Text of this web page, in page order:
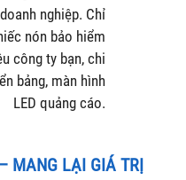
nghiệp. Chỉ
nón bảo hiểm
công ty bạn, chi
bảng, màn hình
LED quảng cáo.
MANG LẠI GIÁ TRỊ